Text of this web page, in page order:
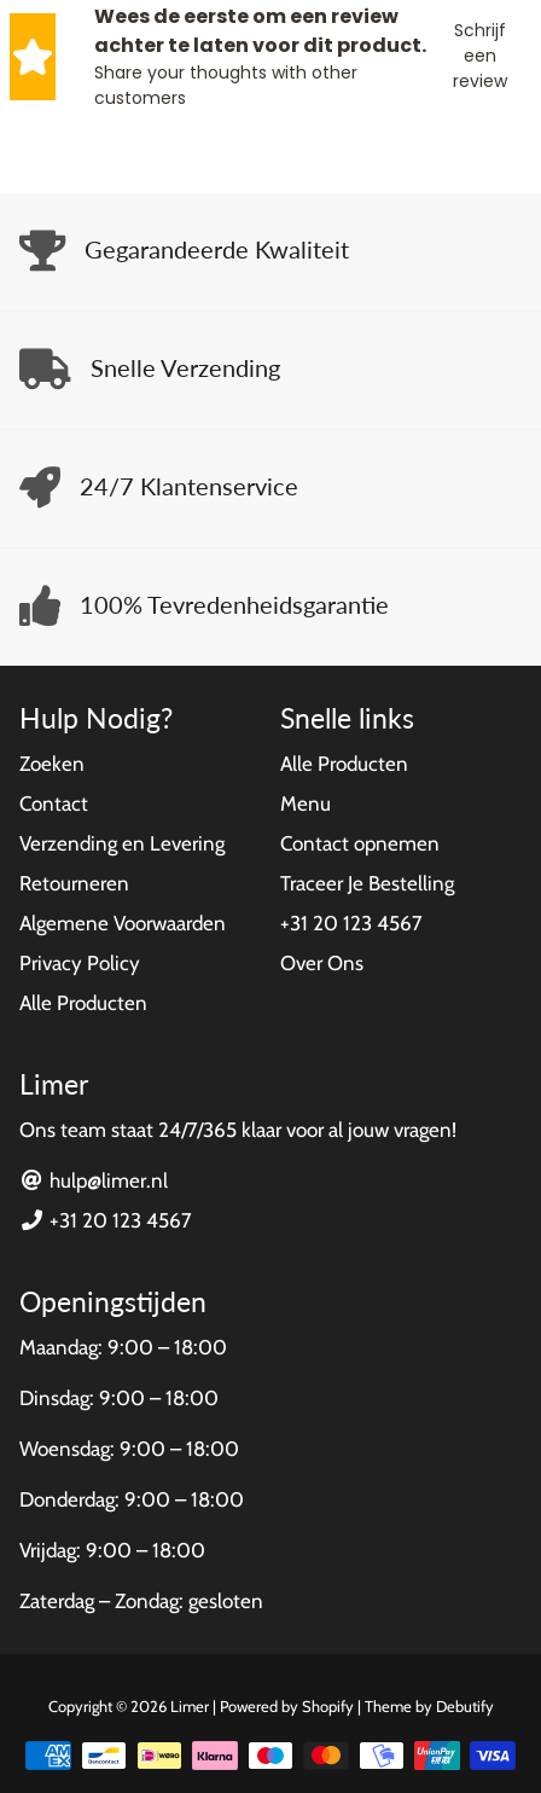
Wees de eerste om een review
achter te laten voor dit product.
Share your thoughts with other
customers
Schrijf
een
review
Gegarandeerde Kwaliteit
Snelle Verzending
24/7 Klantenservice
100% Tevredenheidsgarantie
Hulp Nodig?
Zoeken
Contact
Verzending en Levering
Retourneren
Algemene Voorwaarden
Privacy Policy
Alle Producten
Snelle links
Alle Producten
Menu
Contact opnemen
Traceer Je Bestelling
+31 20 123 4567
Over Ons
Limer
Ons team staat 24/7/365 klaar voor al jouw vragen!
hulp@limer.nl
+31 20 123 4567
Openingstijden
Maandag: 9:00 – 18:00
Dinsdag: 9:00 – 18:00
Woensdag: 9:00 – 18:00
Donderdag: 9:00 – 18:00
Vrijdag: 9:00 – 18:00
Zaterdag – Zondag: gesloten
Copyright © 2026 Limer| Powered byShopify| Theme by DebutifyFree
Theme